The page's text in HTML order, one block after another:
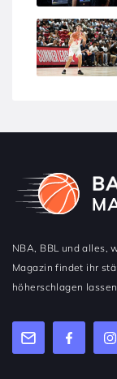
NBA, BBL und alles,
Magazin findet ihr
höherschlagen